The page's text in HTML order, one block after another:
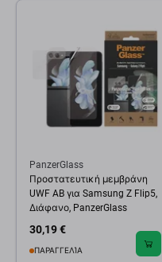
PanzerGlass
Προστατευτική μεμβράνη
UWF AB για Samsung Z Flip5,
Διάφανο, PanzerGlass
30,19 €
ΠΑΡΑΓΓΕΛΊΑ